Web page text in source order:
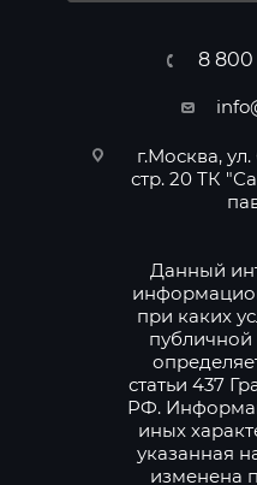
8 800
г.Москва,
стр. 20 ТК
Данный
при каких
публичной
статьи 437
РФ.
иных
указанная
изменена